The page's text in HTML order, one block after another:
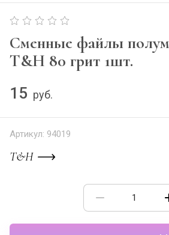
Сменные файлы
T&H 80 грит 1шт.
15 руб.
Артикул: 94019
T&H